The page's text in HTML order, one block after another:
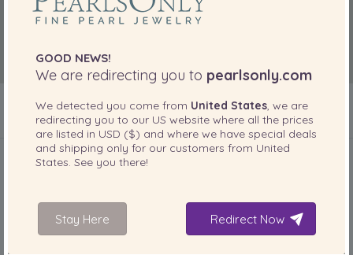
INBEGREPEN BIJ UW PRODUCT
GOOD NEWS!
We are redirecting you to pearlsonly.com
We detected you come from United States , we are
redirecting you to our US website where all the prices
are listed in USD ($) and where we have special deals
and shipping only for our customers from United
States . See you there!
Stay Here Redirect Now